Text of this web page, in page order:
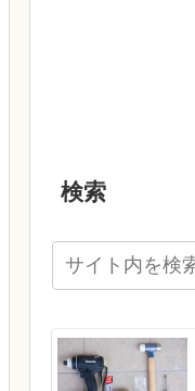
検索